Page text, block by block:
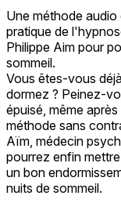
Une méthode
pratique de
Philippe Aim pour
sommeil.
Vous êtes-vous
dormez ? Peinez-
épuisé, même
méthode sans
Aïm, médecin
pourrez enfin
un bon
nuits de sommeil.